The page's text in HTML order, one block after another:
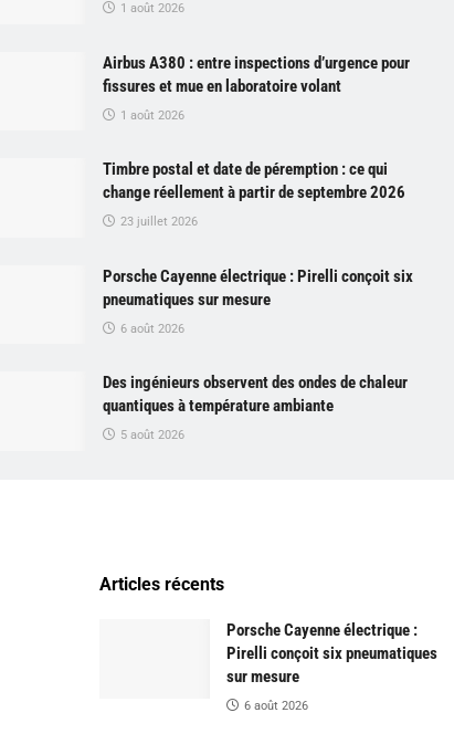
1 août 2026
Airbus A380 : entre inspections d’urgence pour
fissures et mue en laboratoire volant
1 août 2026
Timbre postal et date de péremption : ce qui
change réellement à partir de septembre 2026
23 juillet 2026
Porsche Cayenne électrique : Pirelli conçoit six
pneumatiques sur mesure
6 août 2026
Des ingénieurs observent des ondes de chaleur
quantiques à température ambiante
5 août 2026
Articles récents
Porsche Cayenne électrique :
Pirelli conçoit six pneumatiques
sur mesure
6 août 2026